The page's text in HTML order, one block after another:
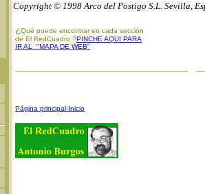
Copyright © 1998 Arco del Postigo S.L. Sevilla,
¿ Qué puede encontrar en cada sección
de El RedCuadro ?PINCHE AQUI PARA
IR AL "MAPA DE WEB"
Página principal-Inicio